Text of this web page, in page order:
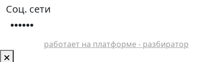
Соц. сети
работает на платформе - разбиратор